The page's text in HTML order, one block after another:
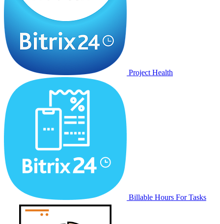
Project Health
Billable Hours For Tasks